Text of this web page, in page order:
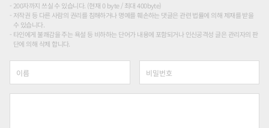
200자까지 쓰실 수 있습니다. (현재 0 byte / 최대 400byte)
저작권 등 다른 사람의 권리를 침해하거나 명예를 훼손하는 댓글은 관련 법률에 의해 제재를 받을
수 있습니다.
타인에게 불쾌감을 주는 욕설 등 비하하는 단어가 내용에 포함되거나 인신공격성 글은 관리자의 판
단에 의해 삭제 합니다.